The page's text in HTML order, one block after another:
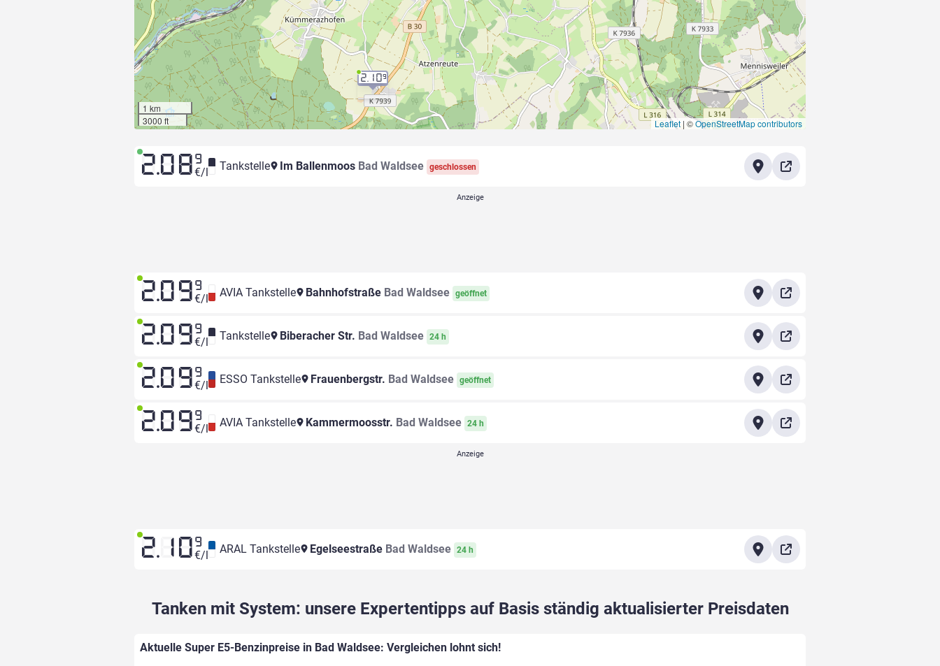
2.109
1 km
3000 ft
Leaflet | ©OpenStreetMap contributors
2.08 9
€/l Tankstelle Im Ballenmoos Bad Waldsee geschlossen
2.09 9
€/l AVIA Tankstelle Bahnhofstraße Bad Waldsee geöffnet
2.09 9
€/l Tankstelle Biberacher Str. Bad Waldsee 24 h
2.09 9
€/l ESSO Tankstelle Frauenbergstr. Bad Waldsee geöffnet
2.09 9
€/l AVIA Tankstelle Kammermoosstr. Bad Waldsee 24 h
2.10 9
€/l ARAL Tankstelle Egelseestraße Bad Waldsee 24 h
Tanken mit System: unsere Expertentipps auf Basis ständig aktualisierter Preisdaten
Aktuelle Super E5-Benzinpreise in Bad Waldsee: Vergleichen lohnt sich!